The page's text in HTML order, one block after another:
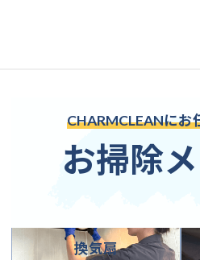
CHARMCLEANにお
お掃除
換気扇
カ
バ